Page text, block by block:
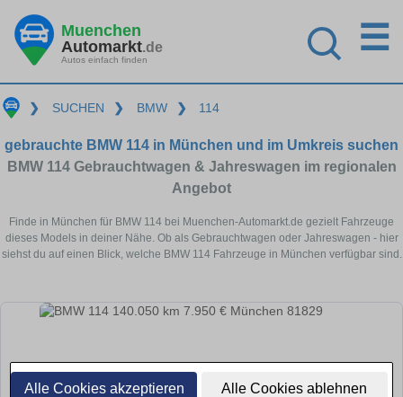
Alle Cookies akzeptieren Alle Cookies ablehnen
Muenchen
Automarkt.de
Autos einfach finden
☰
❯ SUCHEN ❯ BMW ❯ 114
gebrauchte BMW 114 in München und im Umkreis suchen
BMW 114 Gebrauchtwagen & Jahreswagen im regionalen
Angebot
Finde in München für BMW 114 bei Muenchen-Automarkt.de gezielt Fahrzeuge
dieses Models in deiner Nähe. Ob als Gebrauchtwagen oder Jahreswagen - hier
siehst du auf einen Blick, welche BMW 114 Fahrzeuge in München verfügbar sind.